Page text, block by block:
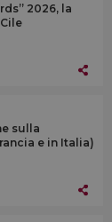
2026, la
sulla
e in Italia)